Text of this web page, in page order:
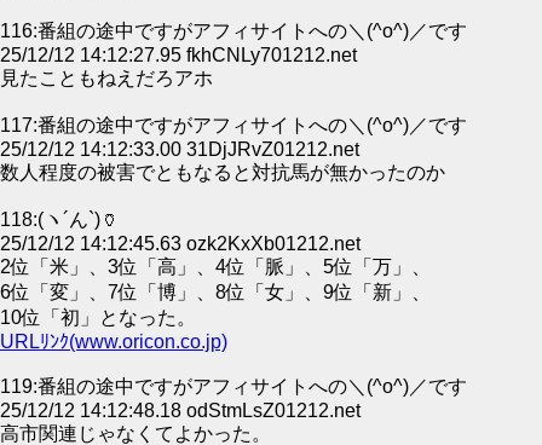
116:番組の途中ですがアフィサイトへの＼(^o^)／です
25/12/12 14:12:27.95 fkhCNLy701212.net
見たこともねえだろアホ
117:番組の途中ですがアフィサイトへの＼(^o^)／です
25/12/12 14:12:33.00 31DjJRvZ01212.net
数人程度の被害でともなると対抗馬が無かったのか
118:(ヽ´ん`)🏺
25/12/12 14:12:45.63 ozk2KxXb01212.net
2位「米」、3位「高」、4位「脈」、5位「万」、
6位「変」、7位「博」、8位「女」、9位「新」、
10位「初」となった。
URLﾘﾝｸ(www.oricon.co.jp)
119:番組の途中ですがアフィサイトへの＼(^o^)／です
25/12/12 14:12:48.18 odStmLsZ01212.net
高市関連じゃなくてよかった。